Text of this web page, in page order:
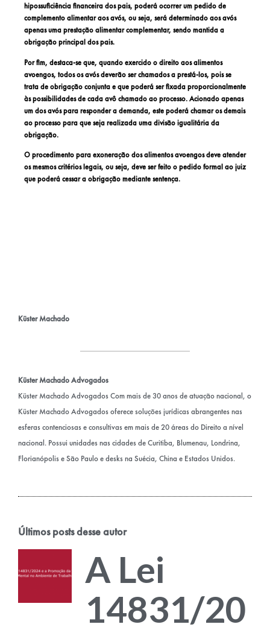
hipossuficiência financeira dos pais, poderá ocorrer um pedido de
complemento alimentar aos avós, ou seja, será determinado aos avós
apenas uma prestação alimentar complementar, sendo mantida a
obrigação principal dos pais.
Por fim, destaca-se que, quando exercido o direito aos alimentos
avoengos, todos os avós deverão ser chamados a prestá-los, pois se
trata de obrigação conjunta e que poderá ser fixada proporcionalmente
às possibilidades de cada avô chamado ao processo. Acionado apenas
um dos avós para responder a demanda, este poderá chamar os demais
ao processo para que seja realizada uma divisão igualitária da
obrigação.
O procedimento para exoneração dos alimentos avoengos deve atender
os mesmos critérios legais, ou seja, deve ser feito o pedido formal ao juiz
que poderá cessar a obrigação mediante sentença.
Küster Machado
Küster Machado Advogados
Küster Machado Advogados Com mais de 30 anos de atuação nacional, o
Küster Machado Advogados oferece soluções jurídicas abrangentes nas
esferas contenciosas e consultivas em mais de 20 áreas do Direito a nível
nacional. Possui unidades nas cidades de Curitiba, Blumenau, Londrina,
Florianópolis e São Paulo e desks na Suécia, China e Estados Unidos.
Últimos posts desse autor
A Lei
14831/20